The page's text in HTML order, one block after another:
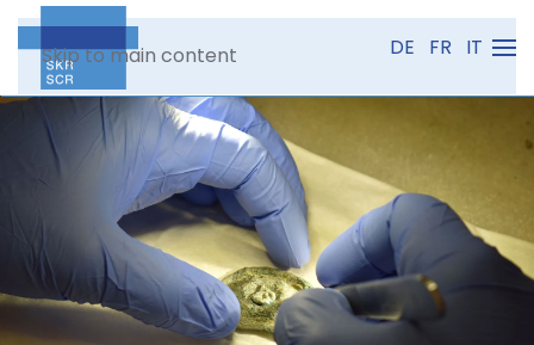
Skip to main content DE FR IT